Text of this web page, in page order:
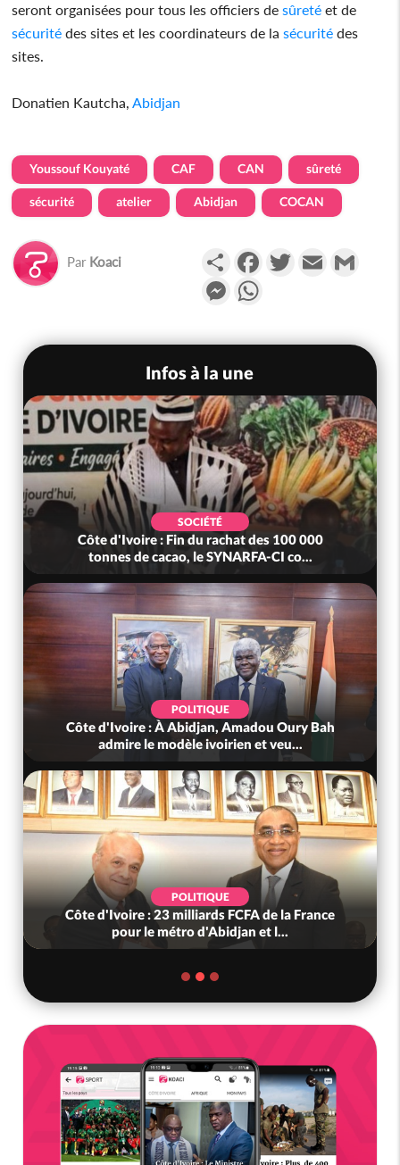
seront organisées pour tous les officiers desûreté et de
sécurité des sites et les coordinateurs de lasécurité des
sites.
Donatien Kautcha,Abidjan
Youssouf Kouyaté CAF CAN sûreté
sécurité atelier Abidjan COCAN
Par Koaci PartagerFacebookTwitterEmail
Messenger
Infos à la une
SOCIÉTÉ
Côte d'Ivoire : Fin du rachat des 100 000
tonnes de cacao, le SYNARFA-CI co...
POLITIQUE
Côte d'Ivoire : À Abidjan, Amadou Oury Bah
admire le modèle ivoirien et veu...
POLITIQUE
Côte d'Ivoire : 23 milliards FCFA de la France
pour le métro d'Abidjan et l...